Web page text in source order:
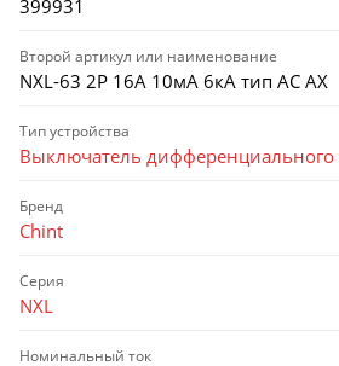
399931
Второй артикул или наименование
NXL-63 2P 16А 10мА 6кА тип AC AX
Тип устройства
Выключатель дифференциального
Бренд
Chint
Серия
NXL
Номинальный ток